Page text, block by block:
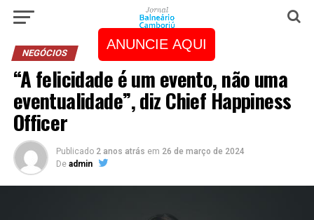
ANUNCIE AQUI
NEGÓCIOS
“A felicidade é um evento, não uma
eventualidade”, diz Chief Happiness
Officer
Publicado 2 anos atrás em 26 de março de 2024
De admin